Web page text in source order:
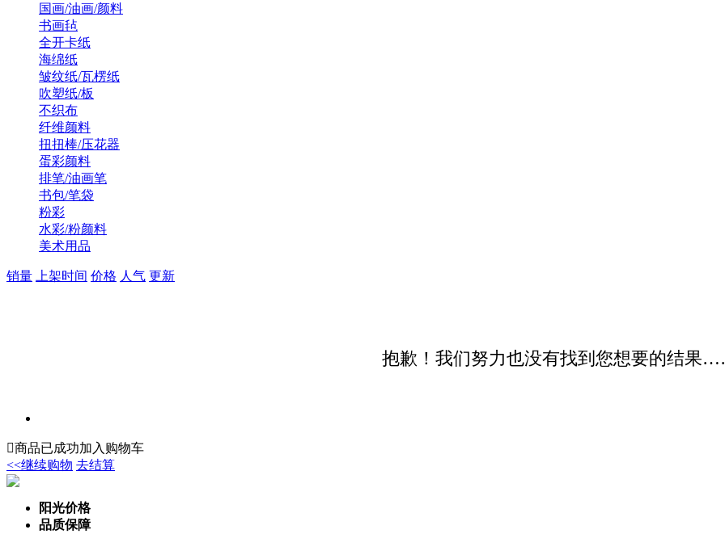
国画/油画/颜料
书画毡
全开卡纸
海绵纸
皱纹纸/瓦楞纸
吹塑纸/板
不织布
纤维颜料
扭扭棒/压花器
蛋彩颜料
排笔/油画笔
书包/笔袋
粉彩
水彩/粉颜料
美术用品
销量 上架时间 价格 人气 更新
抱歉！我们努力也没有找到您想要的结果
商品已成功加入购物车
<<继续购物 去结算
阳光价格
品质保障